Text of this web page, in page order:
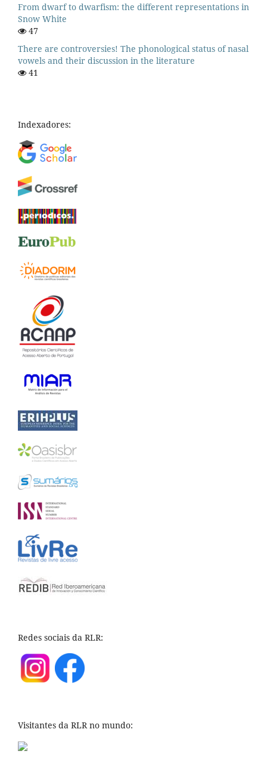
From dwarf to dwarfism: the different representations in
Snow White
47
There are controversies! The phonological status of nasal
vowels and their discussion in the literature
41
Indexadores:
Redes sociais da RLR:
Visitantes da RLR no mundo: